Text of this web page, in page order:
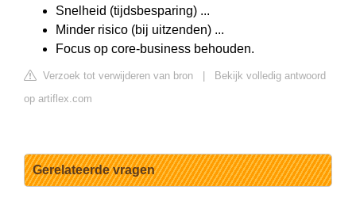
Snelheid (tijdsbesparing) ...
Minder risico (bij uitzenden) ...
Focus op core-business behouden.
Verzoek tot verwijderen van bron
Bekijk volledig antwoord
op artiflex.com
Gerelateerde vragen